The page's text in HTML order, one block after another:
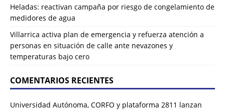
Heladas: reactivan campaña por riesgo de congelamiento de
medidores de agua
Villarrica activa plan de emergencia y refuerza atención a
personas en situación de calle ante nevazones y
temperaturas bajo cero
COMENTARIOS RECIENTES
Universidad Autónoma, CORFO y plataforma 2811 lanzan